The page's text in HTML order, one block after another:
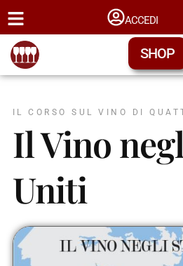
ACCEDI
SHOP
IL CORSO SUL VINO DI
Il Vino
Uniti